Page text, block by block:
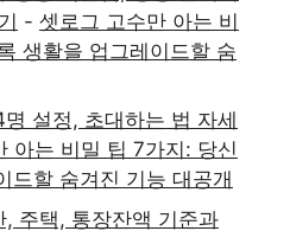
- 셋로그 고수만 아는 비
생활을 업그레이드할 숨
설정, 초대하는 법 자세
아는 비밀 팁 7가지: 당신
드할 숨겨진 기능 대공개
주택, 통장잔액 기준과